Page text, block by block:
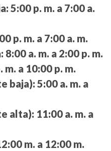
5:00 p. m. a 7:00 a.
p. m. a 7:00 a. m.
8:00 a. m. a 2:00 p. m.
m. a 10:00 p. m.
baja): 5:00 a. m. a
alta): 11:00 a. m. a
m. a 12:00 m.